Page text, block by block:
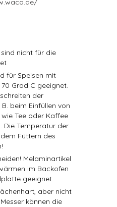
nicht für die
für Speisen mit
Grad C geeignet.
der
beim Einfüllen von
Tee oder Kaffee
Die Temperatur der
Füttern des
Melaminartikel
im Backofen
geeignet.
aber nicht
können die